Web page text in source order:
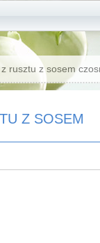
rusztu z sosem
Z SOSEM